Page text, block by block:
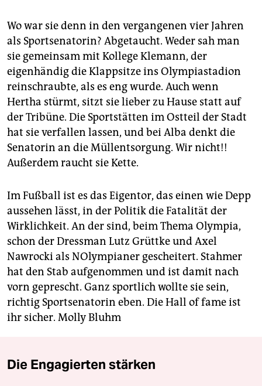
Wo war sie denn in den vergangenen vier Jahren
als Sportsenatorin? Abgetaucht. Weder sah man
sie gemeinsam mit Kollege Klemann, der
eigenhändig die Klappsitze ins Olympiastadion
reinschraubte, als es eng wurde. Auch wenn
Hertha stürmt, sitzt sie lieber zu Hause statt auf
der Tribüne. Die Sportstätten im Ostteil der Stadt
hat sie verfallen lassen, und bei Alba denkt die
Senatorin an die Müllentsorgung. Wir nicht!!
Außerdem raucht sie Kette.
Im Fußball ist es das Eigentor, das einen wie Depp
aussehen lässt, in der Politik die Fatalität der
Wirklichkeit. An der sind, beim Thema Olympia,
schon der Dressman Lutz Grüttke und Axel
Nawrocki als NOlympianer gescheitert. Stahmer
hat den Stab aufgenommen und ist damit nach
vorn geprescht. Ganz sportlich wollte sie sein,
richtig Sportsenatorin eben. Die Hall of fame ist
ihr sicher. Molly Bluhm
Die Engagierten stärken